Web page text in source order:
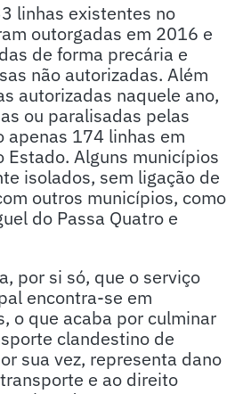
linhas existentes no
outorgadas em 2016 e
de forma precária e
não autorizadas. Além
autorizadas naquele ano,
ou paralisadas pelas
apenas 174 linhas em
Estado. Alguns municípios
isolados, sem ligação de
outros municípios, como
do Passa Quatro e
por si só, que o serviço
encontra-se em
o que acaba por culminar
clandestino de
sua vez, representa dano
e ao direito